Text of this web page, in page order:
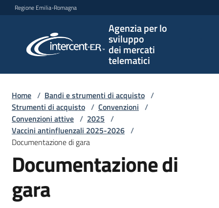
Vai al contenuto
Vai alla navigazione
Vai al footer
Regione Emilia-Romagna
Agenzia per lo
sviluppo
dei mercati
telematici
per lo
sviluppo
telematici
L'Agenzia
e
strumenti
Home / Bandi e strumenti di acquisto /
Strumenti di acquisto / Convenzioni /
Convenzioni attive / 2025 /
Vaccini antinfluenzali 2025-2026 /
Documentazione di gara
Documentazione di
gara